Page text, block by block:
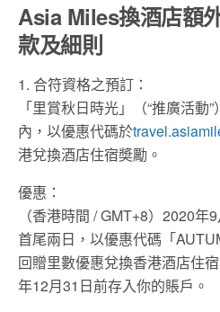
Asia Miles換酒店額
款及細則
1. 合符資格之預訂：
「里賞秋日時光」（“推廣活動
內，以優惠代碼於
港兌換酒店住宿奬勵。
優惠：
（香港時間 / GMT+8）2020
首尾兩日，以優惠代碼「
回贈里數優惠兌換香港酒店住
年12月31日前存入你的賬戶。